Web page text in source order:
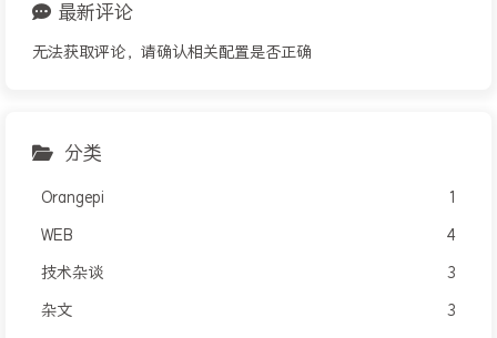
最新评论
无法获取评论，请确认相关配置是否正确
分类
Orangepi 1
WEB 4
技术杂谈 3
杂文 3